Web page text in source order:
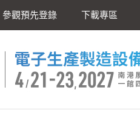
參觀預先登錄 下載專區